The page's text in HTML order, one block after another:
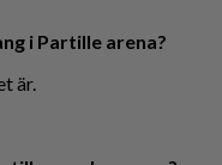
i Partille arena?
är.